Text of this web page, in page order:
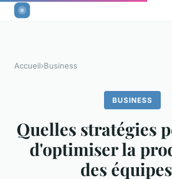
Accueil›Business
BUSINESS
Quelles stratégies
d'optimiser la
des